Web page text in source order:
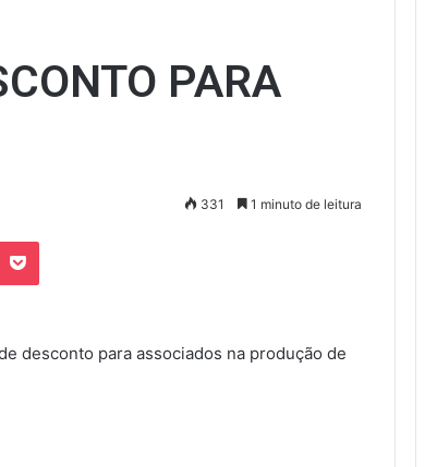
PARA
331 1 minuto de leitura
Pocket
desconto para associados na produção de